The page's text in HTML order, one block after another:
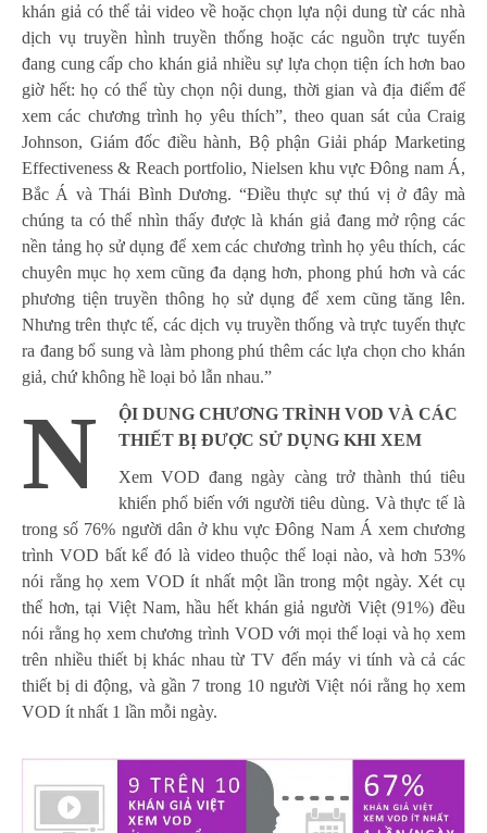
khán giả có thể tải video về hoặc chọn lựa nội dung từ các nhà
dịch vụ truyền hình truyền thống hoặc các nguồn trực tuyến
đang cung cấp cho khán giả nhiều sự lựa chọn tiện ích hơn bao
giờ hết: họ có thể tùy chọn nội dung, thời gian và địa điểm để
xem các chương trình họ yêu thích”, theo quan sát của Craig
Johnson, Giám đốc điều hành, Bộ phận Giải pháp Marketing
Effectiveness & Reach portfolio, Nielsen khu vực Đông nam Á,
Bắc Á và Thái Bình Dương. “Điều thực sự thú vị ở đây mà
chúng ta có thể nhìn thấy được là khán giả đang mở rộng các
nền tảng họ sử dụng để xem các chương trình họ yêu thích, các
chuyên mục họ xem cũng đa dạng hơn, phong phú hơn và các
phương tiện truyền thông họ sử dụng để xem cũng tăng lên.
Nhưng trên thực tế, các dịch vụ truyền thống và trực tuyến thực
ra đang bổ sung và làm phong phú thêm các lựa chọn cho khán
giả, chứ không hề loại bỏ lẫn nhau.”
N
ỘI DUNG CHƯƠNG TRÌNH VOD VÀ CÁC
THIẾT BỊ ĐƯỢC SỬ DỤNG KHI XEM
Xem VOD đang ngày càng trở thành thú tiêu
khiển phổ biến với người tiêu dùng. Và thực tế là
trong số 76% người dân ở khu vực Đông Nam Á xem chương
trình VOD bất kể đó là video thuộc thể loại nào, và hơn 53%
nói rằng họ xem VOD ít nhất một lần trong một ngày. Xét cụ
thể hơn, tại Việt Nam, hầu hết khán giả người Việt (91%) đều
nói rằng họ xem chương trình VOD với mọi thể loại và họ xem
trên nhiều thiết bị khác nhau từ TV đến máy vi tính và cả các
thiết bị di động, và gần 7 trong 10 người Việt nói rằng họ xem
VOD ít nhất 1 lần mỗi ngày.